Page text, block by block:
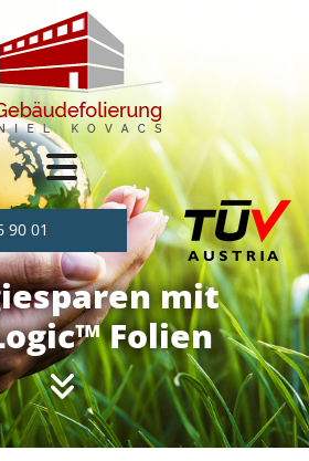
90 01
mit
Folien
